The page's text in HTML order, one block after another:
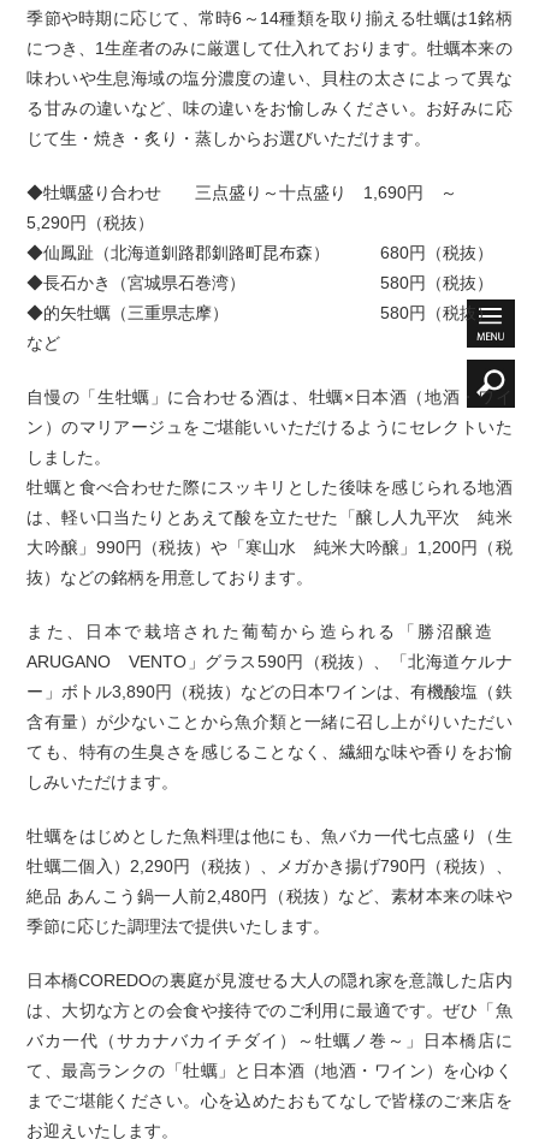
季節や時期に応じて、常時6～14種類を取り揃える牡蠣は1銘柄
につき、1生産者のみに厳選して仕入れております。牡蠣本来の
味わいや生息海域の塩分濃度の違い、貝柱の太さによって異な
る甘みの違いなど、味の違いをお愉しみください。お好みに応
じて生・焼き・炙り・蒸しからお選びいただけます。
◆牡蠣盛り合わせ 三点盛り～十点盛り 1,690円 ～
5,290円（税抜）
◆仙鳳趾（北海道釧路郡釧路町昆布森） 680円（税抜）
◆長石かき（宮城県石巻湾） 580円（税抜）
◆的矢牡蠣（三重県志摩） 580円（税抜）
など
自慢の「生牡蠣」に合わせる酒は、牡蠣×日本酒（地酒・ワイ
ン）のマリアージュをご堪能いいただけるようにセレクトいた
しました。
牡蠣と食べ合わせた際にスッキリとした後味を感じられる地酒
は、軽い口当たりとあえて酸を立たせた「醸し人九平次 純米
大吟醸」990円（税抜）や「寒山水 純米大吟醸」1,200円（税
抜）などの銘柄を用意しております。
また、日本で栽培された葡萄から造られる「勝沼醸造
ARUGANO VENTO」グラス590円（税抜）、「北海道ケルナ
ー」ボトル3,890円（税抜）などの日本ワインは、有機酸塩（鉄
含有量）が少ないことから魚介類と一緒に召し上がりいただい
ても、特有の生臭さを感じることなく、繊細な味や香りをお愉
しみいただけます。
牡蠣をはじめとした魚料理は他にも、魚バカ一代七点盛り（生
牡蠣二個入）2,290円（税抜）、メガかき揚げ790円（税抜）、
絶品 あんこう鍋一人前2,480円（税抜）など、素材本来の味や
季節に応じた調理法で提供いたします。
日本橋COREDOの裏庭が見渡せる大人の隠れ家を意識した店内
は、大切な方との会食や接待でのご利用に最適です。ぜひ「魚
バカ一代（サカナバカイチダイ）～牡蠣ノ巻～」日本橋店に
て、最高ランクの「牡蠣」と日本酒（地酒・ワイン）を心ゆく
までご堪能ください。心を込めたおもてなしで皆様のご来店を
お迎えいたします。